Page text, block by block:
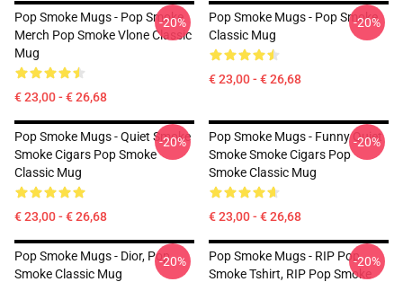
Pop Smoke Mugs - Pop Smoke
Merch Pop Smoke Vlone Classic
Mug
€ 23,00 - € 26,68
-20%
Pop Smoke Mugs - Pop Smoke
Classic Mug
€ 23,00 - € 26,68
-20%
Pop Smoke Mugs - Quiet Smoke
Smoke Cigars Pop Smoke
Classic Mug
€ 23,00 - € 26,68
-20%
Pop Smoke Mugs - Funny Quiet
Smoke Smoke Cigars Pop
Smoke Classic Mug
€ 23,00 - € 26,68
-20%
Pop Smoke Mugs - Dior, Pop
Smoke Classic Mug
-20%
Pop Smoke Mugs - RIP Pop
Smoke Tshirt, RIP Pop Smoke
-20%